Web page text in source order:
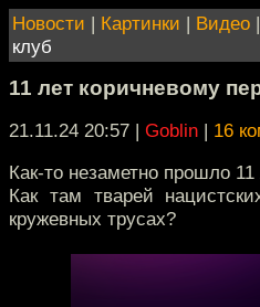
Новости | Картинки | Видео |
клуб
11 лет коричневому
21.11.24 20:57 | Goblin | 16
Как-то незаметно прошло 11
Как там тварей
кружевных трусах?